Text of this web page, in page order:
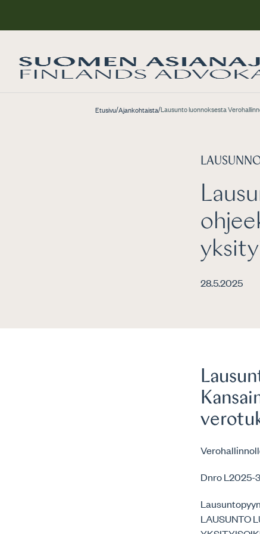
Etusivu/Ajankohtaista/Lausunto luonnoksesta
28.5.2025
Dnro L2025-
LAUSUNTO